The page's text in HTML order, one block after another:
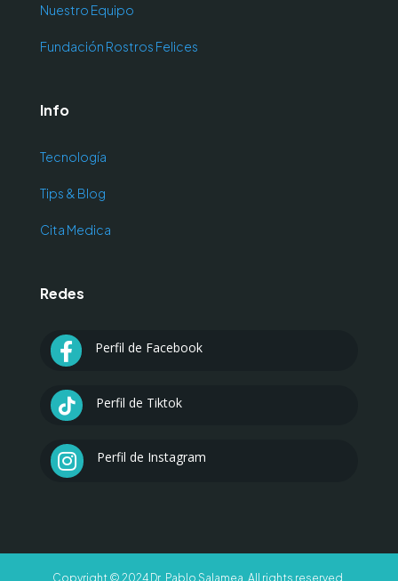
Nuestro Equipo
Fundación Rostros Felices
Info
Tecnología
Tips & Blog
Cita Medica
Redes
 Perfil de Facebook
 Perfil de Tiktok
 Perfil de Instagram
Copyright © 2024 Dr. Pablo Salamea. All rights reserved.